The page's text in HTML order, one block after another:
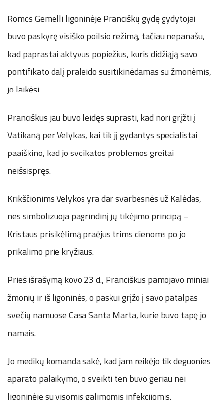
Romos Gemelli ligoninėje Pranciškų gydę gydytojai
buvo paskyrę visiško poilsio režimą, tačiau nepanašu,
kad paprastai aktyvus popiežius, kuris didžiąją savo
pontifikato dalį praleido susitikinėdamas su žmonėmis,
jo laikėsi.
Pranciškus jau buvo leidęs suprasti, kad nori grįžti į
Vatikaną per Velykas, kai tik jį gydantys specialistai
paaiškino, kad jo sveikatos problemos greitai
neišsispręs.
Krikščionims Velykos yra dar svarbesnės už Kalėdas,
nes simbolizuoja pagrindinį jų tikėjimo principą –
Kristaus prisikėlimą praėjus trims dienoms po jo
prikalimo prie kryžiaus.
Prieš išrašymą kovo 23 d., Pranciškus pamojavo miniai
žmonių ir iš ligoninės, o paskui grįžo į savo patalpas
svečių namuose Casa Santa Marta, kurie buvo tapę jo
namais.
Jo medikų komanda sakė, kad jam reikėjo tik deguonies
aparato palaikymo, o sveikti ten buvo geriau nei
ligoninėje su visomis galimomis infekcijomis.